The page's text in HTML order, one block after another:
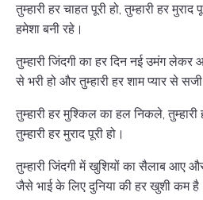
तुम्हारी हर चाहत पूरी हो, तुम्हारी हर
हमेशा बनी रहे।
तुम्हारी जिंदगी का हर दिन नई उमंग लेकर
से भरी हो और तुम्हारी हर शाम प्यार से सजी
तुम्हारी हर मुश्किल का हल निकले,
तुम्हारी हर मुराद पूरी हो।
तुम्हारी जिंदगी में खुशियों का सैलाब आए
जैसे भाई के लिए दुनिया की हर खुशी कम